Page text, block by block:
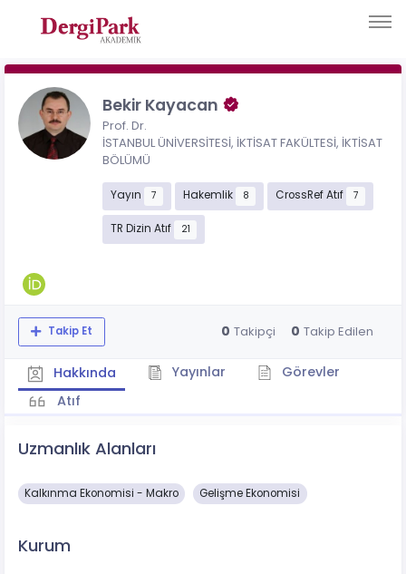
Bekir Kayacan
Prof. Dr.
İSTANBUL ÜNİVERSİTESİ, İKTİSAT FAKÜLTESİ, İKTİSAT
BÖLÜMÜ
Yayın 7 Hakemlik 8 CrossRef Atıf 7
TR Dizin Atıf 21
Takip Et 0 Takipçi 0 Takip Edilen
Hakkında Yayınlar
Görevler
Atıf
Uzmanlık Alanları
Kalkınma Ekonomisi - Makro Gelişme Ekonomisi
Kurum